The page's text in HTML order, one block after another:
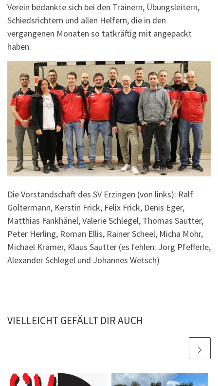
Verein bedankte sich bei den Trainern, Übungsleitern,
Schiedsrichtern und allen Helfern, die in den
vergangenen Monaten so tatkräftig mit angepackt
haben.
Die Vorstandschaft des SV Erzingen (von links): Ralf
Goltermann, Kerstin Frick, Felix Frick, Denis Eger,
Matthias Fankhänel, Valerie Schlegel, Thomas Sautter,
Peter Herling, Roman Ellis, Rainer Scheel, Micha Mohr,
Michael Krämer, Klaus Sautter (es fehlen: Jörg Pfefferle,
Alexander Schlegel und Johannes Wetsch)
VIELLEICHT GEFÄLLT DIR AUCH